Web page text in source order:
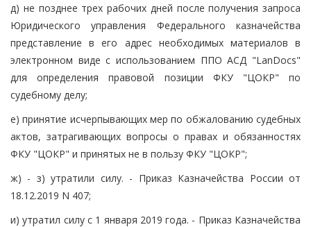
д) не позднее трех рабочих дней после получения запроса
Юридического управления Федерального казначейства
представление в его адрес необходимых материалов в
электронном виде с использованием ППО АСД "LanDocs"
для определения правовой позиции ФКУ "ЦОКР" по
судебному делу;
е) принятие исчерпывающих мер по обжалованию судебных
актов, затрагивающих вопросы о правах и обязанностях
ФКУ "ЦОКР" и принятых не в пользу ФКУ "ЦОКР";
ж) - з) утратили силу. - Приказ Казначейства России от
18.12.2019 N 407;
и) утратил силу с 1 января 2019 года. - Приказ Казначейства